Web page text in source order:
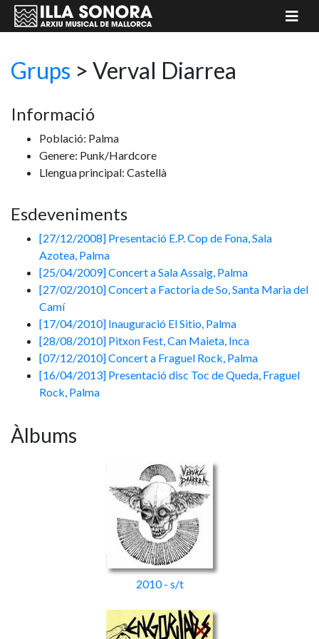
Grups > Verval Diarrea
Informació
Població: Palma
Genere: Punk/Hardcore
Llengua principal: Castellà
Esdeveniments
[27/12/2008] Presentació E.P. Cop de Fona, Sala
Azotea, Palma
[25/04/2009] Concert a Sala Assaig, Palma
[27/02/2010] Concert a Factoria de So, Santa Maria del
Camí
[17/04/2010] Inauguració El Sitio, Palma
[28/08/2010] Pitxon Fest, Can Maieta, Inca
[07/12/2010] Concert a Fraguel Rock, Palma
[16/04/2013] Presentació disc Toc de Queda, Fraguel
Rock, Palma
Àlbums
2010 - s/t